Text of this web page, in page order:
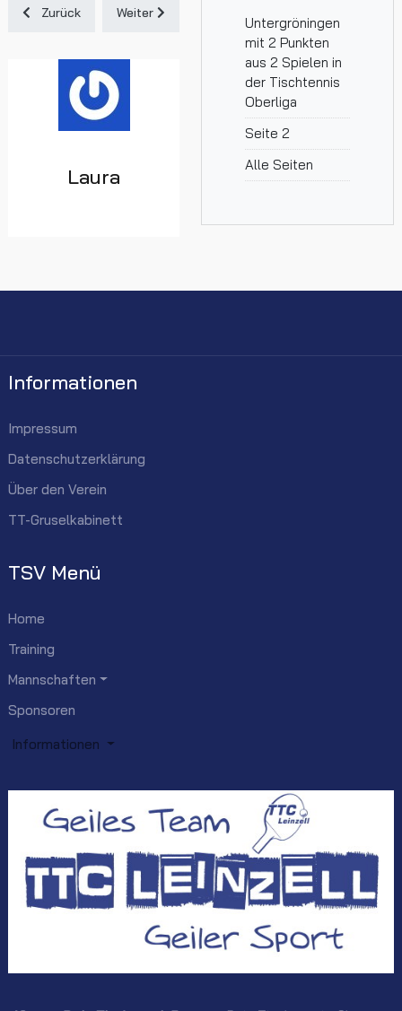
Untergröningen
mit 2 Punkten
aus 2 Spielen in
der Tischtennis
Oberliga
Seite 2
Alle Seiten
Vorheriger Beitrag: Untergröningen verkauft sich gut – aber
Zurück Nächster Beitrag: Untergröningen kann den
Weiter
Laura
Informationen
Impressum
Datenschutzerklärung
Über den Verein
TT-Gruselkabinett
TSV Menü
Home
Training
Mannschaften
Sponsoren
Informationen